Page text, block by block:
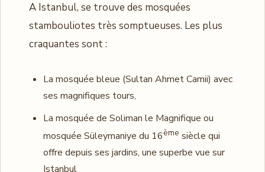
A Istanbul, se trouve des mosquées
stambouliotes très somptueuses. Les plus
craquantes sont :
La mosquée bleue (Sultan Ahmet Camii) avec
ses magnifiques tours,
La mosquée de Soliman le Magnifique ou
mosquée Süleymaniye du 16ème siècle qui
offre depuis ses jardins, une superbe vue sur
Istanbul